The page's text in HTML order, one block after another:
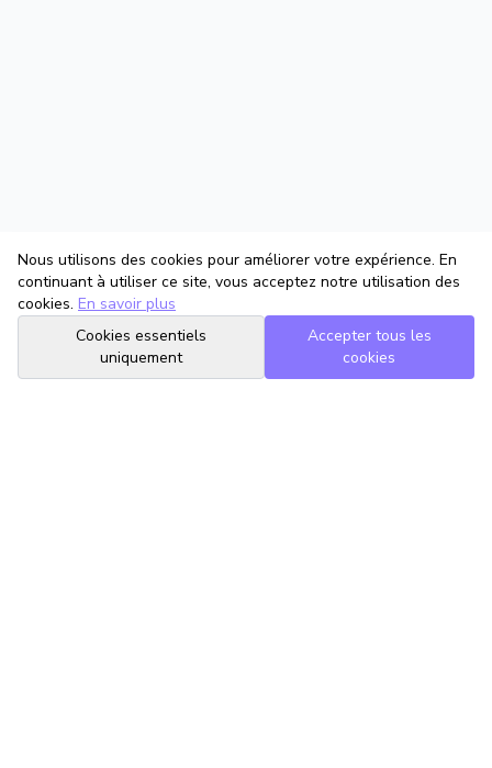
Nous utilisons des cookies pour améliorer votre expérience. En
continuant à utiliser ce site, vous acceptez notre utilisation des
cookies. En savoir plus
Cookies essentiels
uniquement
Accepter tous les
cookies